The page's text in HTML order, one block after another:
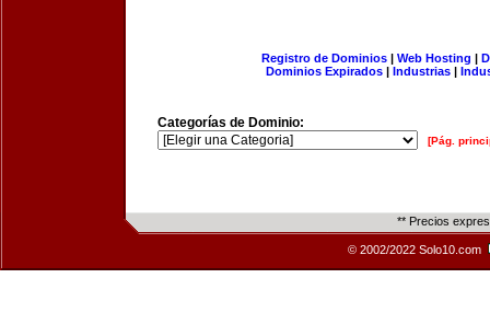
Registro de Dominios| Web Hosting |
Dominios Expirados | Industrias |
Categorías de Dominio:
[Pág.
** Precios
© 2002/2022 Solo10.com